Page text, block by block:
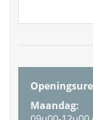
Maandag: